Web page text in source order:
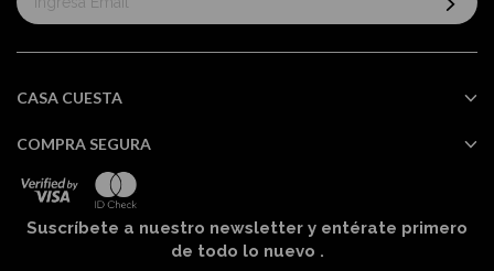
al
informativo:
CASA CUESTA
COMPRA SEGURA
Suscríbete a nuestro newsletter y entérate primero
de todo lo nuevo .